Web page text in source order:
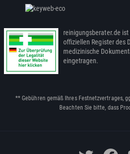
reinigungsberater.de
offiziellen Register des
medizinische
eingetragen.
** Gebühren gemäß Ihres Festnetzvertrages,
Beachten Sie bitte, dass